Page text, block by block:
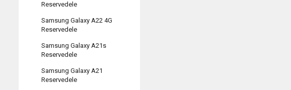
Reservedele
Samsung Galaxy A22 4G
Reservedele
Samsung Galaxy A21s
Reservedele
Samsung Galaxy A21
Reservedele